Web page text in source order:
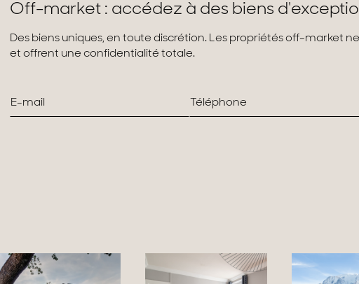
Off-market : accédez à des biens
Des biens uniques, en toute discrétion. Les propriétés off-market
et offrent une confidentialité totale.